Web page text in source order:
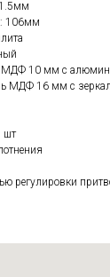
1.5мм
106мм
МДФ 10 мм с
МДФ 16 мм с
шт
регулировки